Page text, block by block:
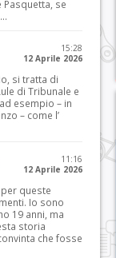
se
15:28
12 Aprile 2026
si tratta di
di Tribunale e
esempio – in
– come l’
11:16
12 Aprile 2026
queste
Io sono
19 anni, ma
storia
che fosse